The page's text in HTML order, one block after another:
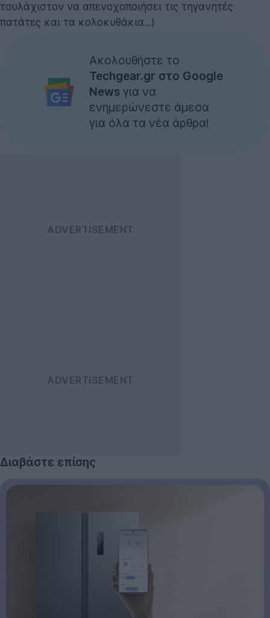
τουλάχιστον να απενοχοποιήσει τις τηγανητές
πατάτες και τα κολοκυθάκια...)
Ακολουθήστε το
Techgear.gr στο Google
News για να
ενημερώνεστε άμεσα
για όλα τα νέα άρθρα!
Διαβάστε επίσης